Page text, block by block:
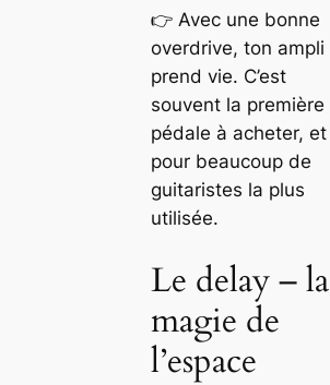
👉 Avec une bonne
overdrive, ton ampli
prend vie. C’est
souvent la première
pédale à acheter, et
pour beaucoup de
guitaristes la plus
utilisée.
Le delay – la
magie de
l’espace